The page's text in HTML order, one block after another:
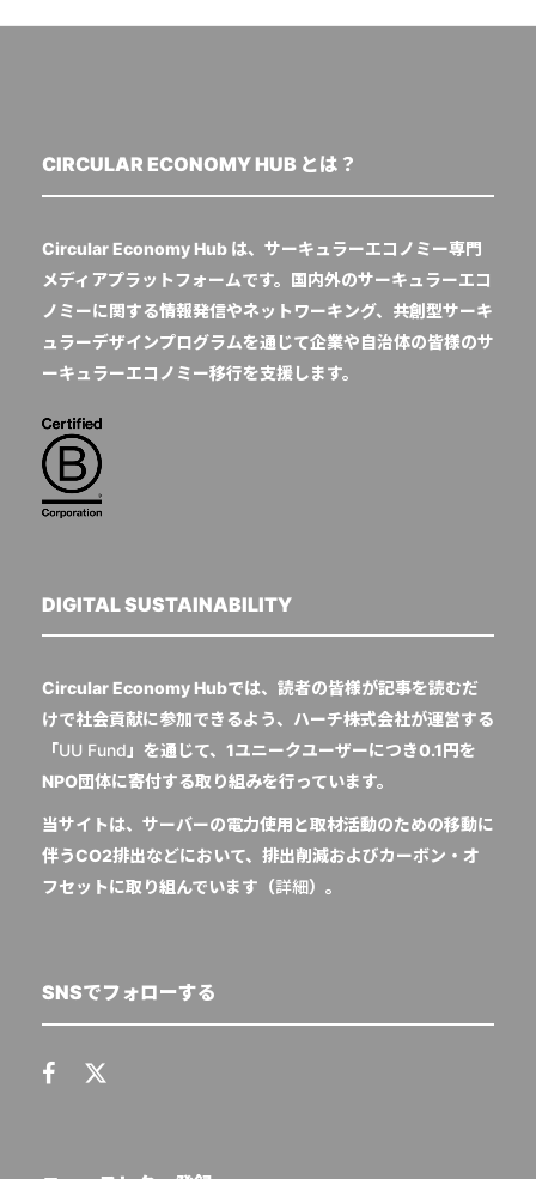
CIRCULAR ECONOMY HUB とは？
Circular Economy Hub は、サーキュラーエコノミー専門
メディアプラットフォームです。国内外のサーキュラーエコ
ノミーに関する情報発信やネットワーキング、共創型サーキ
ュラーデザインプログラムを通じて企業や自治体の皆様のサ
ーキュラーエコノミー移行を支援します。
DIGITAL SUSTAINABILITY
Circular Economy Hubでは、読者の皆様が記事を読むだ
けで社会貢献に参加できるよう、ハーチ株式会社が運営する
「UU Fund 」を通じて、1ユニークユーザーにつき0.1円を
NPO団体に寄付する取り組みを行っています。
当サイトは、サーバーの電力使用と取材活動のための移動に
伴うCO2排出などにおいて、排出削減およびカーボン・オ
フセットに取り組んでいます（詳細）。
SNSでフォローする